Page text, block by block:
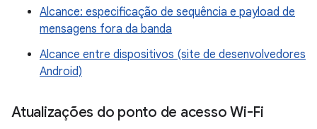
Alcance: especificação de sequência e payload de
mensagens fora da banda
Alcance entre dispositivos (site de desenvolvedores
Android)
Atualizações do ponto de acesso Wi-Fi